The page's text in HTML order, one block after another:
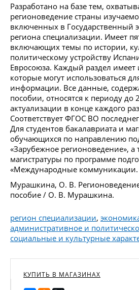
Разработано на базе тем,
регионоведение страны
включенных в Государственный
региона специализации. Имеет
включающих темы по истории,
политическому устройству
Евросоюза. Каждый раздел имеет
которые могут использоваться
информации. Все данные,
пособии, относятся к периоду до
актуализации в конце каждого
Соответствует ФГОС ВО
Для студентов бакалавриата и
обучающихся по направлению
«Зарубежное регионоведение», а
магистратуры по программе
«Международные коммуникации.
Мурашкина, О. В.
пособие / О. В. Мурашкина.
регион специализации,
административное и
социальные и культурные
КУПИТЬ В МАГАЗИНАХ